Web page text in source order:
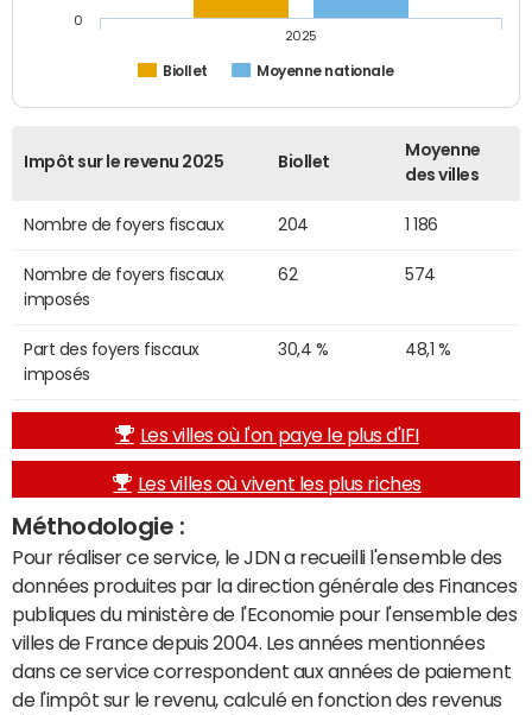
Biollet Moyenne nationale
2025
0
Impôt sur le revenu 2025 Biollet
Moyenne
des villes
Nombre de foyers fiscaux 204 1 186
Nombre de foyers fiscaux
imposés
62 574
Part des foyers fiscaux
imposés
30,4 % 48,1 %
Les villes où l'on paye le plus d'IFI
Les villes où vivent les plus riches
Méthodologie :
Pour réaliser ce service, le JDN a recueilli l'ensemble des
données produites par la direction générale des Finances
publiques du ministère de l'Economie pour l'ensemble des
villes de France depuis 2004. Les années mentionnées
dans ce service correspondent aux années de paiement
de l'impôt sur le revenu, calculé en fonction des revenus